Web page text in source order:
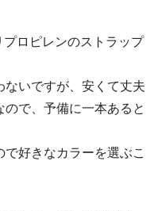
ロピレンのストラップ
ないですが、安くて丈夫
で、予備に一本あると
好きなカラーを選ぶこ